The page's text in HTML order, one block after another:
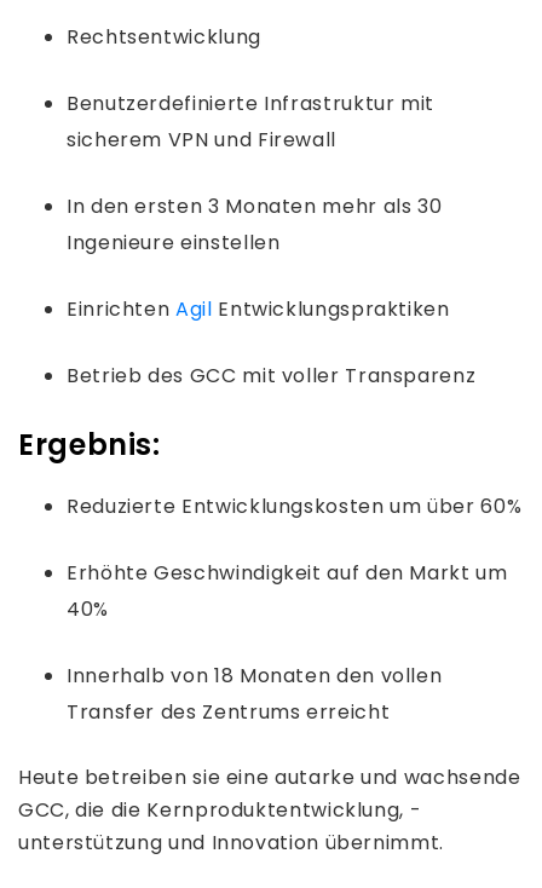
Rechtsentwicklung
Benutzerdefinierte Infrastruktur mit
sicherem VPN und Firewall
In den ersten 3 Monaten mehr als 30
Ingenieure einstellen
EinrichtenAgil Entwicklungspraktiken
Betrieb des GCC mit voller Transparenz
Ergebnis:
Reduzierte Entwicklungskosten um über 60%
Erhöhte Geschwindigkeit auf den Markt um
40%
Innerhalb von 18 Monaten den vollen
Transfer des Zentrums erreicht
Heute betreiben sie eine autarke und wachsende
GCC, die die Kernproduktentwicklung, -
unterstützung und Innovation übernimmt.